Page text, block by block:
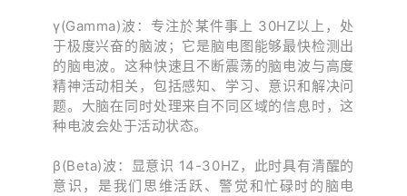
γ(Gamma)波：专注於某件事上 30HZ以上，处
于极度兴奋的脑波；它是脑电图能够最快检测出
的脑电波。这种快速且不断震荡的脑电波与高度
精神活动相关，包括感知、学习、意识和解决问
题。大脑在同时处理来自不同区域的信息时，这
种电波会处于活动状态。
β(Beta)波：显意识 14-30HZ，此时具有清醒的
意识，是我们思维活跃、警觉和忙碌时的脑电